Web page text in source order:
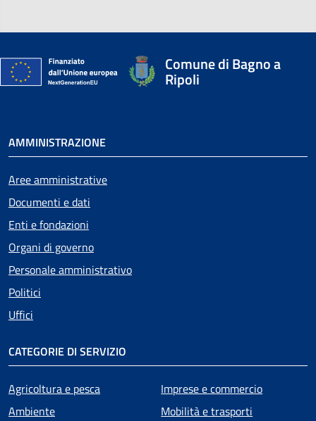
Comune di Bagno a
Ripoli
AMMINISTRAZIONE
Aree amministrative
Documenti e dati
Enti e fondazioni
Organi di governo
Personale amministrativo
Politici
Uffici
CATEGORIE DI SERVIZIO
Agricoltura e pesca
Ambiente
Imprese e commercio
Mobilità e trasporti